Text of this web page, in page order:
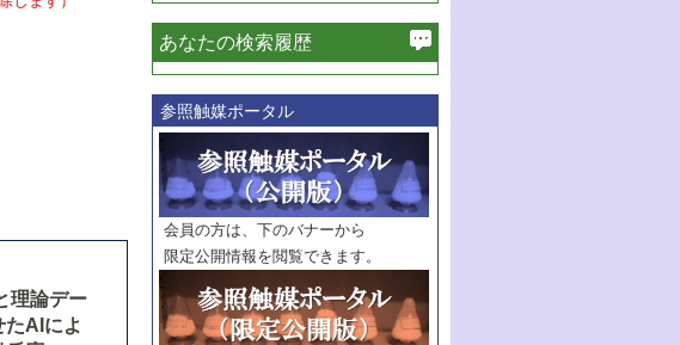
理論デー
たAIによ
必ず含む
巻・号指定
巻
号
範囲指定
巻
号～
巻
号
触媒年鑑
年度
記事種別
あなたの検索履歴
参照触媒ポータル
会員の方は、下のバナーから
限定公開情報を閲覧できます。